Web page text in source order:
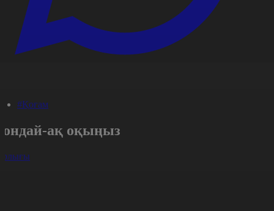
#Қоғам
ақ оқыңыз